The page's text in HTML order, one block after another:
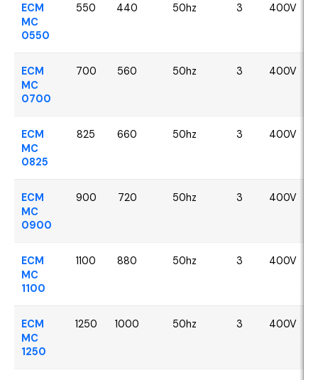
ECM
MC
0550
550 440 50hz 3 400V
ECM
MC
0700
700 560 50hz 3 400V
ECM
MC
0825
825 660 50hz 3 400V
ECM
MC
0900
900 720 50hz 3 400V
ECM
MC
1100
1100 880 50hz 3 400V
ECM
MC
1250
1250 1000 50hz 3 400V